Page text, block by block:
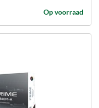
Op voorraad